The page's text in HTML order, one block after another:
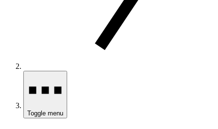
Toggle menu